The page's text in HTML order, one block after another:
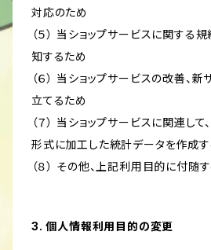
対応のため
（５） 当ショップサービスに関する
知するため
（６） 当ショップサービスの改善、
立てるため
（７） 当ショップサービスに関連し
形式に加工した統計データを作成す
（８） その他、上記利用目的に付随
3. 個人情報利用目的の変更